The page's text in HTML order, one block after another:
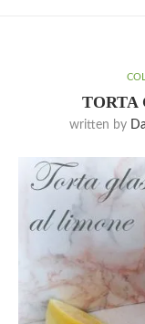
TORTA
written by